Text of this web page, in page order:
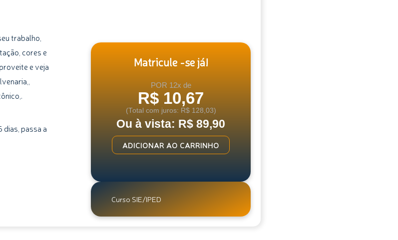
trabalho,
cores e
e veja
passa a
Matricule -se já!
POR 12x de
R$ 10,67
(Total com juros: R$ 128,03)
Ou à vista: R$ 89,90
Curso
de
quantidade
ADICIONAR AO CARRINHO
Curso SIE/IPED